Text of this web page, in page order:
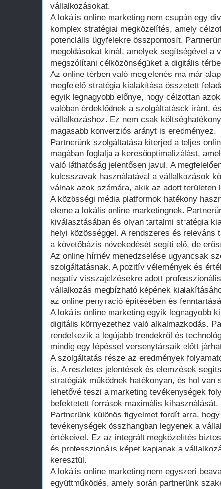
vállalkozásokat.
A lokális online marketing nem csupán egy
komplex stratégiai megközelítés, amely
potenciális ügyfelekre összpontosít.
megoldásokat kínál, amelyek segítségével a
megszólítani célközönségüket a digitális
Az online térben való megjelenés ma már
megfelelő stratégia kialakítása összetett
egyik legnagyobb előnye, hogy célzottan
valóban érdeklődnek a szolgáltatások iránt,
vállalkozáshoz. Ez nem csak
magasabb konverziós arányt is eredményez.
Partnerünk szolgáltatása kiterjed a teljes
magában foglalja a keresőoptimalizálást,
való láthatóság jelentősen javul. A
kulcsszavak használatával a vállalkozások
válnak azok számára, akik az adott területen
A közösségi média platformok hatékony
eleme a lokális online marketingnek.
kiválasztásában és olyan tartalmi stratégia
helyi közösséggel. A rendszeres és releváns
a követőbázis növekedését segíti elő, de
Az online hírnév menedzselése ugyancsak
szolgáltatásnak. A pozitív vélemények és
negatív visszajelzésekre adott
vállalkozás megbízható képének
az online репутáció építésében és
A lokális online marketing egyik legnagyobb
digitális környezethez való alkalmazkodás.
rendelkezik a legújabb trendekről és
mindig egy lépéssel versenytársaik előtt
A szolgáltatás része az eredmények
is. A részletes jelentések és elemzések
stratégiák működnek hatékonyan, és hol van
lehetővé teszi a marketing tevékenységek
befektetett források maximális kihasználását.
Partnerünk különös figyelmet fordít arra,
tevékenységek összhangban legyenek a
értékeivel. Ez az integrált megközelítés
és professzionális képet kapjanak a
keresztül.
A lokális online marketing nem egyszeri
együttműködés, amely során partnerünk